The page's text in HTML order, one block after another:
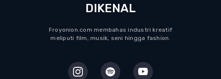
DIKENAL
Froyonion.com membahas industri kreatif
meliputi film, musik, seni hingga fashion.